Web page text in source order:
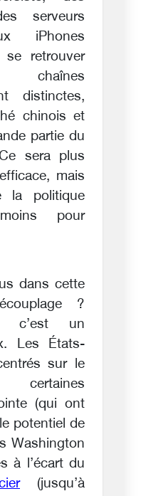
serveurs
iPhones
se retrouver
distinctes,
chinois et
partie du
sera plus
mais
la politique
pour
dans cette
?
c’est un
Les États-
sur le
certaines
(qui ont
potentiel de
Washington
à l’écart du
(jusqu’à